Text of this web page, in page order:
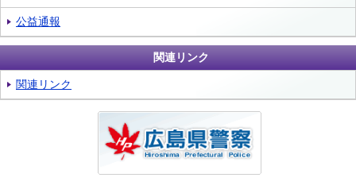
公益通報
関連リンク
関連リンク